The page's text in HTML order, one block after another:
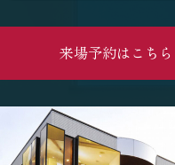
来場予約はこちら